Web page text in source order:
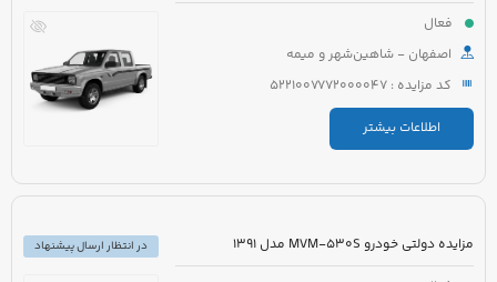
فعال
اصفهان - شاهین‌شهر و میمه
کد مزایده : 5221007772000047
اطلاعات بیشتر
مزایده دولتی خودرو MVM-530S مدل 1391
در انتظار ارسال پیشنهاد